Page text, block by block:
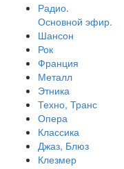
Радио.
Основной эфир.
Шансон
Рок
Франция
Металл
Этника
Техно, Транс
Опера
Классика
Джаз, Блюз
Клезмер